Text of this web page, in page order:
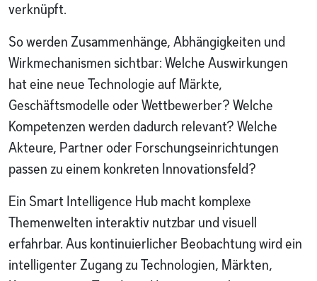
verknüpft.
So werden Zusammenhänge, Abhängigkeiten und
Wirkmechanismen sichtbar: Welche Auswirkungen
hat eine neue Technologie auf Märkte,
Geschäftsmodelle oder Wettbewerber? Welche
Kompetenzen werden dadurch relevant? Welche
Akteure, Partner oder Forschungseinrichtungen
passen zu einem konkreten Innovationsfeld?
Ein Smart Intelligence Hub macht komplexe
Themenwelten interaktiv nutzbar und visuell
erfahrbar. Aus kontinuierlicher Beobachtung wird ein
intelligenter Zugang zu Technologien, Märkten,